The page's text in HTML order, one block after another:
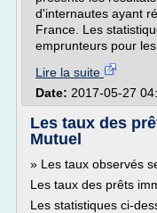
d'internautes ayant
France. Les
emprunteurs pour
Lire la suite
Date: 2017-05-27
Les taux des
Mutuel
» Les taux observés
Les taux des prêts
Les statistiques ci-